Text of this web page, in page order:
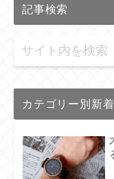
記事検索
カテゴリー別新